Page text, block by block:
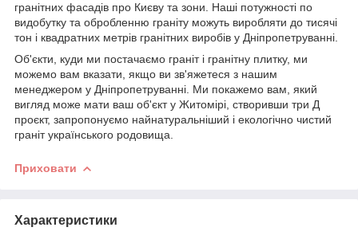
гранітних фасадів про Києву та зони. Наші потужності по
видобутку та обробленню граніту можуть виробляти до тисячі
тон і квадратних метрів гранітних виробів у Дніпропетруванні.
Об'єкти, куди ми постачаємо граніт і гранітну плитку, ми
можемо вам вказати, якщо ви зв'яжетеся з нашим
менеджером у Дніпропетруванні. Ми покажемо вам, який
вигляд може мати ваш об'єкт у Житомірі, створивши три Д
проєкт, запропонуємо найнатуральніший і екологічно чистий
граніт українського родовища.
Приховати
Характеристики